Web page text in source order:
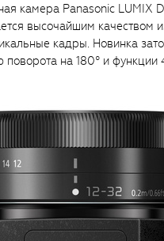
камера Panasonic LUMIX
высочайшим качеством
кадры. Новинка
поворота на 180° и функции